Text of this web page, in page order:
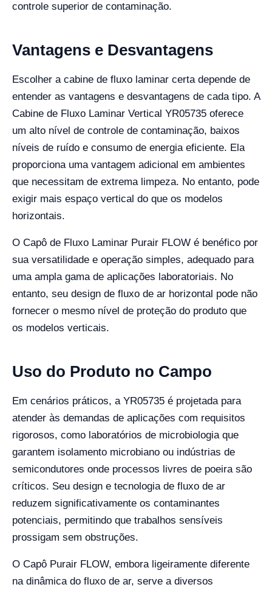
controle superior de contaminação.
Vantagens e Desvantagens
Escolher a cabine de fluxo laminar certa depende de
entender as vantagens e desvantagens de cada tipo. A
Cabine de Fluxo Laminar Vertical YR05735 oferece
um alto nível de controle de contaminação, baixos
níveis de ruído e consumo de energia eficiente. Ela
proporciona uma vantagem adicional em ambientes
que necessitam de extrema limpeza. No entanto, pode
exigir mais espaço vertical do que os modelos
horizontais.
O Capô de Fluxo Laminar Purair FLOW é benéfico por
sua versatilidade e operação simples, adequado para
uma ampla gama de aplicações laboratoriais. No
entanto, seu design de fluxo de ar horizontal pode não
fornecer o mesmo nível de proteção do produto que
os modelos verticais.
Uso do Produto no Campo
Em cenários práticos, a YR05735 é projetada para
atender às demandas de aplicações com requisitos
rigorosos, como laboratórios de microbiologia que
garantem isolamento microbiano ou indústrias de
semicondutores onde processos livres de poeira são
críticos. Seu design e tecnologia de fluxo de ar
reduzem significativamente os contaminantes
potenciais, permitindo que trabalhos sensíveis
prossigam sem obstruções.
O Capô Purair FLOW, embora ligeiramente diferente
na dinâmica do fluxo de ar, serve a diversos